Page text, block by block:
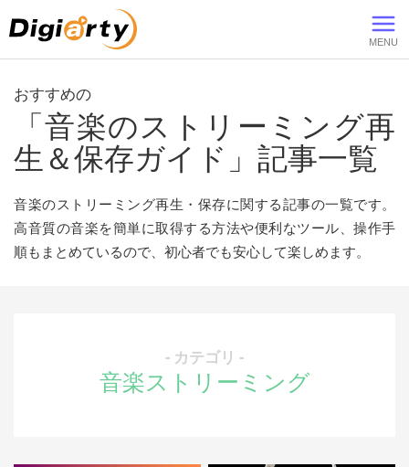
Digiarty
おすすめの
「音楽のストリーミング再
生＆保存ガイド」記事一覧
音楽のストリーミング再生・保存に関する記事の一覧です。
高音質の音楽を簡単に取得する方法や便利なツール、操作手
順もまとめているので、初心者でも安心して楽しめます。
- カテゴリ -
音楽ストリーミング